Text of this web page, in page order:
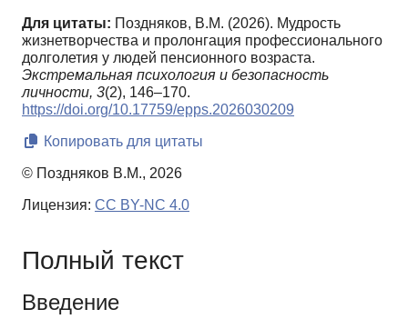
Для цитаты: Поздняков, В.М. (2026). Мудрость
жизнетворчества и пролонгация профессионального
долголетия у людей пенсионного возраста.
Экстремальная психология и безопасность
личности, 3(2), 146–170.
https://doi.org/10.17759/epps.2026030209
Копировать для цитаты
© Поздняков В.М., 2026
Лицензия: CC BY-NC 4.0
Полный текст
Введение